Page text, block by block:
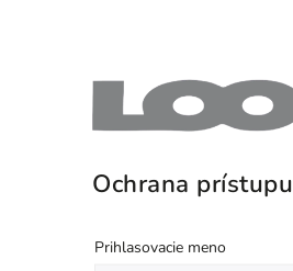
Ochrana prístupu
Prihlasovacie meno